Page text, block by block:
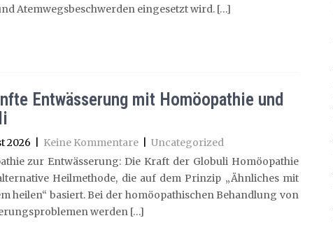
Atemwegsbeschwerden eingesetzt wird. […]
Entwässerung mit Homöopathie und
2026 Keine Kommentare
Uncategorized
zur Entwässerung: Die Kraft der Globuli Homöopathie
Heilmethode, die auf dem Prinzip „Ähnliches mit
heilen“ basiert. Bei der homöopathischen Behandlung von
werden […]